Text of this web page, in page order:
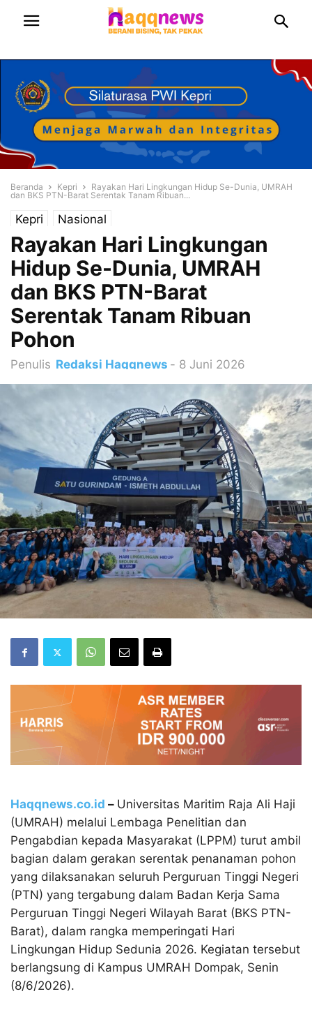
Beranda Kepri
Rayakan Hari Lingkungan Hidup Se-Dunia, UMRAH
dan BKS PTN-Barat Serentak Tanam Ribuan...
Kepri Nasional
Rayakan Hari Lingkungan
Hidup Se-Dunia, UMRAH
dan BKS PTN-Barat
Serentak Tanam Ribuan
Pohon
Penulis Redaksi Haqqnews - 8 Juni 2026
Haqqnews.co.id – Universitas Maritim Raja Ali Haji
(UMRAH) melalui Lembaga Penelitian dan
Pengabdian kepada Masyarakat (LPPM) turut ambil
bagian dalam gerakan serentak penanaman pohon
yang dilaksanakan seluruh Perguruan Tinggi Negeri
(PTN) yang tergabung dalam Badan Kerja Sama
Perguruan Tinggi Negeri Wilayah Barat (BKS PTN-
Barat), dalam rangka memperingati Hari
Lingkungan Hidup Sedunia 2026. Kegiatan tersebut
berlangsung di Kampus UMRAH Dompak, Senin
(8/6/2026).